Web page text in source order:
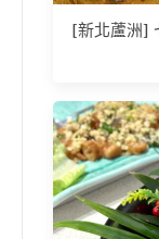
[新北蘆洲]